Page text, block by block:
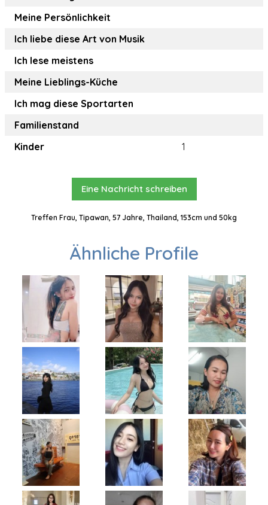
Meine Persönlichkeit
Ich liebe diese Art von Musik
Ich lese meistens
Meine Lieblings-Küche
Ich mag diese Sportarten
Familienstand
Kinder
1
Eine Nachricht schreiben
Treffen Frau, Tipawan, 57 Jahre, Thailand, 153cm und 50kg
Ähnliche Profile